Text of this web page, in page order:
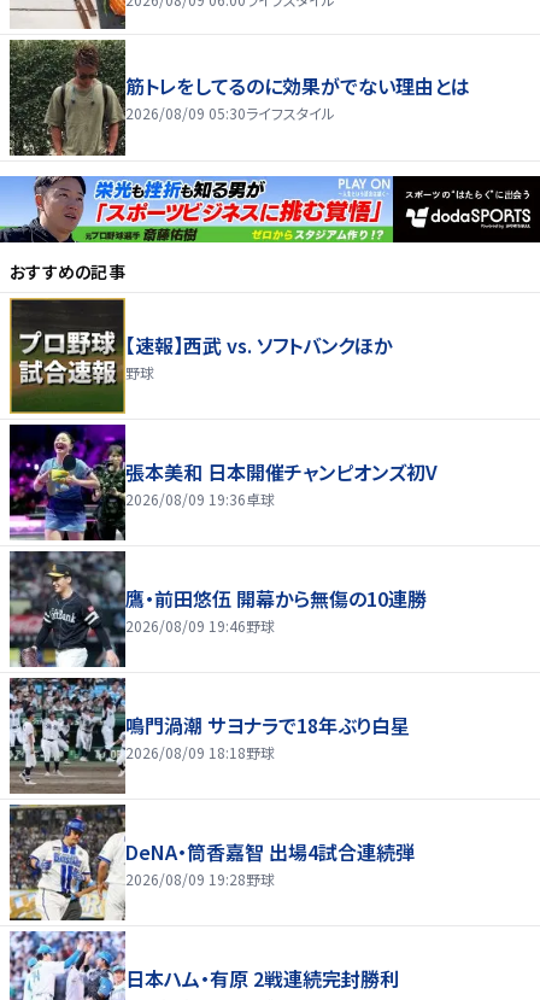
筋トレをしてるのに効果がでない理由とは
2026/08/09 05:30ライフスタイル
おすすめの記事
【速報】西武 vs. ソフトバンクほか
野球
張本美和 日本開催チャンピオンズ初V
2026/08/09 19:36卓球
鷹・前田悠伍 開幕から無傷の10連勝
2026/08/09 19:46野球
鳴門渦潮 サヨナラで18年ぶり白星
2026/08/09 18:18野球
DeNA・筒香嘉智 出場4試合連続弾
2026/08/09 19:28野球
日本ハム・有原 2戦連続完封勝利